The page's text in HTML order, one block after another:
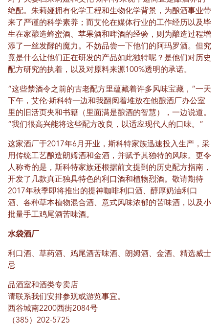
绝配。朱莉娅拥有化学工程和生物化学背景，为酿酒事业带
来了严谨的科学素养；而艾伦在媒体行业的工作经历以及毕
生在家酿造蜂蜜酒、苹果酒和啤酒的经验，则为酿造过程增
添了一丝发酵的魔力。不妨品尝一下他们的阿玛罗酒。但究
竟是什么让他们正在研发的产品如此独特呢？是他们对历史
配方研究的执着，以及对原料来源100%透明的承诺。
“这些禁酒令之前的古老配方里蕴藏着许多风味宝藏，”一天
下午，艾伦·斯科特一边和我翻阅着堆放在他酿酒厂办公室
里的旧活页夹和书籍（里面满是酿酒的智慧），一边说道。
“我们很高兴能将这些配方改良，以适应现代人的口味。”
这家酒厂于2017年6月开业，斯科特家族迅速投入生产，采
用传统工艺酿造朗姆酒和金酒，并赋予其独特的风味。更令
人称奇的是，斯科特家族还根据前文提到的历史配方指南，
开发了几款真正独具特色的利口酒和植物烈酒。敬请期待
2017年秋季即将推出的提神咖啡利口酒、醇厚奶油利口
酒、各种草本植物混合酒、意式风味浓郁的苦味酒，以及小
批量手工鸡尾酒苦味酒。
水袋酒厂
利口酒、草药酒、鸡尾酒苦味酒、朗姆酒、金酒、精选威士
忌
品酒室和酒类专卖店
请联系我们安排参观或游览事宜。
西谷城南2200西街2084号
（385）202-5725